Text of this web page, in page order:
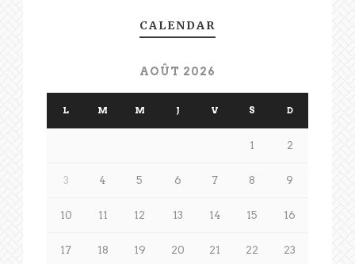
CALENDAR
AOÛT 2026
L M M J V S D
1 2
3 4 5 6 7 8 9
10 11 12 13 14 15 16
17 18 19 20 21 22 23